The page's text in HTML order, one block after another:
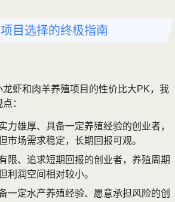
目选择的终极指南
虾和肉羊养殖项目的性价比大PK，我
：
力雄厚、具备一定养殖经验的创业者，
市场需求稳定，长期回报可观。
限、追求短期回报的创业者，养殖周期
利润空间相对较小。
一定水产养殖经验、愿意承担风险的创